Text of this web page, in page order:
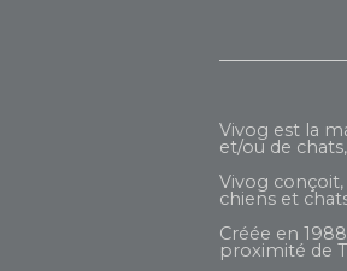
Vivog est la
et/ou de
Vivog
chiens et
Créée en
proximité de